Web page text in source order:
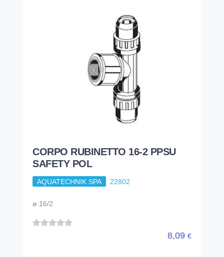
CORPO RUBINETTO 16-2 PPSU
SAFETY POL
AQUATECHNIK SPA 22802
ø 16/2
8,09 €